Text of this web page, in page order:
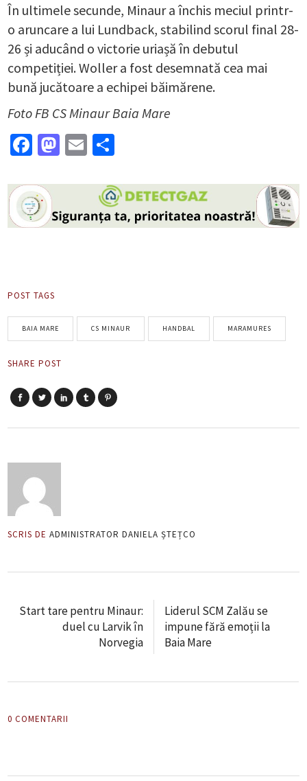
În ultimele secunde, Minaur a închis meciul printr-
o aruncare a lui Lundback, stabilind scorul final 28-
26 și aducând o victorie uriașă în debutul
competiției. Woller a fost desemnată cea mai
bună jucătoare a echipei băimărene.
Foto FB CS Minaur Baia Mare
Facebook
Mastodon
Email
POST TAGS
BAIA MARE CS MINAUR HANDBAL MARAMURES
SHARE POST
SCRIS DE ADMINISTRATOR DANIELA ȘTEȚCO
Start tare pentru Minaur:
duel cu Larvik în
Norvegia
Liderul SCM Zalău se
impune fără emoții la
Baia Mare
0 COMENTARII